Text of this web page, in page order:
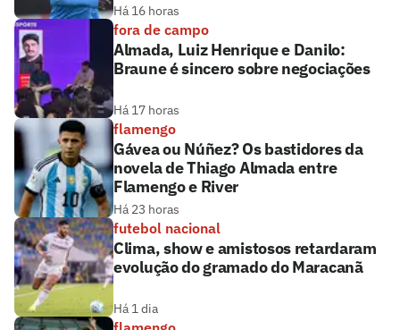
Há 16 horas
fora de campo
Almada, Luiz Henrique e Danilo:
Braune é sincero sobre negociações
Há 17 horas
flamengo
Gávea ou Núñez? Os bastidores da
novela de Thiago Almada entre
Flamengo e River
Há 23 horas
futebol nacional
Clima, show e amistosos retardaram
evolução do gramado do Maracanã
Há 1 dia